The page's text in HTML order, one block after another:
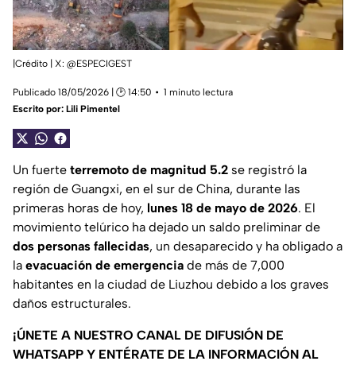
|Crédito | X: @ESPECIGEST
Publicado 18/05/2026 | 🕑 14:50
1 minuto lectura
Escrito por: Lili Pimentel
Un fuerte terremoto de magnitud 5.2 se registró la
región de Guangxi, en el sur de China, durante las
primeras horas de hoy, lunes 18 de mayo de 2026. El
movimiento telúrico ha dejado un saldo preliminar de
dos personas fallecidas, un desaparecido y ha obligado a
la evacuación de emergencia de más de 7,000
habitantes en la ciudad de Liuzhou debido a los graves
daños estructurales.
¡ÚNETE A NUESTRO CANAL DE DIFUSIÓN DE
WHATSAPP Y ENTÉRATE DE LA INFORMACIÓN AL